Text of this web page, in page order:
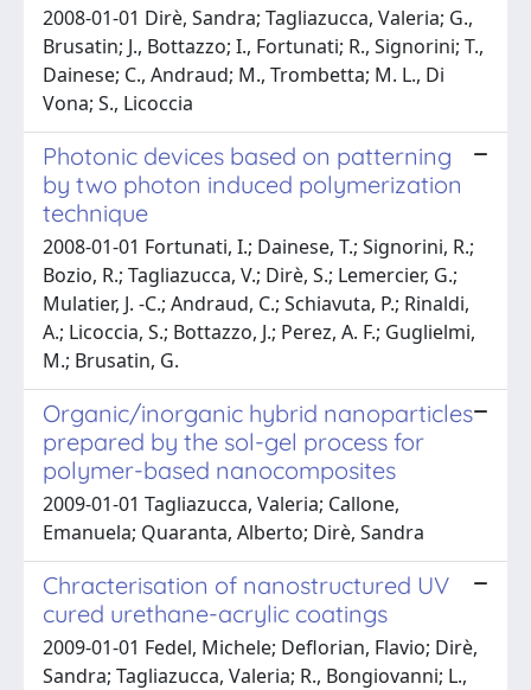
2008-01-01 Dirè, Sandra; Tagliazucca, Valeria; G.,
Brusatin; J., Bottazzo; I., Fortunati; R., Signorini; T.,
Dainese; C., Andraud; M., Trombetta; M. L., Di
Vona; S., Licoccia
Photonic devices based on patterning
by two photon induced polymerization
technique
2008-01-01 Fortunati, I.; Dainese, T.; Signorini, R.;
Bozio, R.; Tagliazucca, V.; Dirè, S.; Lemercier, G.;
Mulatier, J. -C.; Andraud, C.; Schiavuta, P.; Rinaldi,
A.; Licoccia, S.; Bottazzo, J.; Perez, A. F.; Guglielmi,
M.; Brusatin, G.
Organic/inorganic hybrid nanoparticles
prepared by the sol-gel process for
polymer-based nanocomposites
2009-01-01 Tagliazucca, Valeria; Callone,
Emanuela; Quaranta, Alberto; Dirè, Sandra
Chracterisation of nanostructured UV
cured urethane-acrylic coatings
2009-01-01 Fedel, Michele; Deflorian, Flavio; Dirè,
Sandra; Tagliazucca, Valeria; R., Bongiovanni; L.,